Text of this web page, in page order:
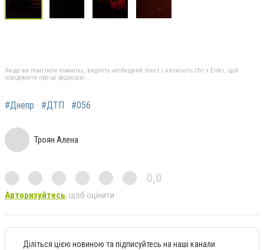
Якщо ви помітили помилку, виділіть необхідний текст і натисніть Ctrl + Enter, щоб
повідомити про це редакцію
#Днепр #ДТП #056
Троян Алена
0,0
Авторизуйтесь, щоб оцінити
Діліться цією новиною та підписуйтесь на наші канали